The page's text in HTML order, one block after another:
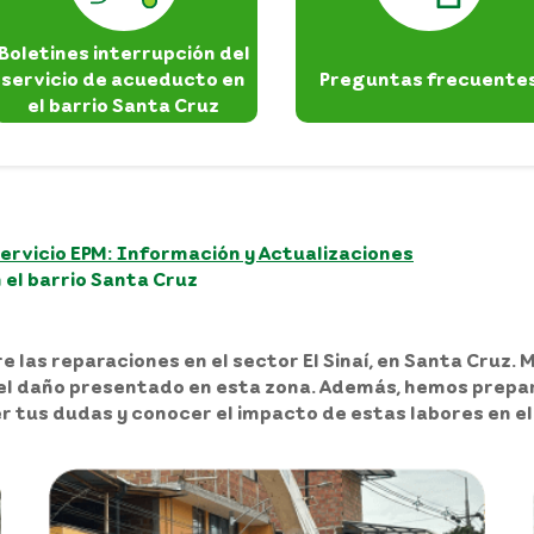
interrupción del
servicio de acueducto en
el barrio Santa Cruz
Preguntas
EPM: Información y Actualizaciones
barrio Santa Cruz
reparaciones en el sector El Sinaí, en Santa
presentado en esta zona. Además, hemos
dudas y conocer el impacto de estas labores en